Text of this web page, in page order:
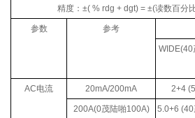
精度：±( % rdg + dgt) = ±(读数百分
参数 参考
WIDE(40
AC电流 20mA/200mA 2+4
200A(0茂陆啪100A) 5.0+6 (40